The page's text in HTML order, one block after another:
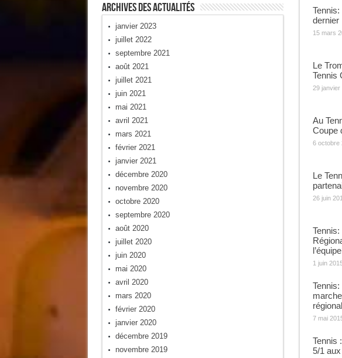
dernier
15 mars
Le
Tennis
29 janvier
Au
Coupe
6 octobre
Le
26 juin
1 juin
Tennis:
7 mai
Tennis
5/1
Archives Des Actualités
janvier 2023
juillet 2022
septembre 2021
août 2021
juillet 2021
juin 2021
mai 2021
avril 2021
mars 2021
février 2021
janvier 2021
décembre 2020
novembre 2020
octobre 2020
septembre 2020
août 2020
juillet 2020
juin 2020
mai 2020
avril 2020
mars 2020
février 2020
janvier 2020
décembre 2019
novembre 2019